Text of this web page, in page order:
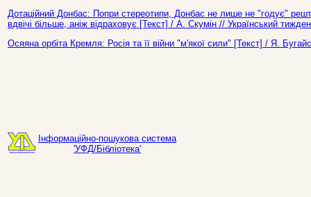
Дотаційний Донбас: Попри стереотипи, Донбас не лише не "годує"
вдвічі більше, аніж відраховує [Текст] / А. Скумін // Український
Осяяна орбіта Кремля: Росія та її війни "м'якої сили" [Текст] / Я.
Інформаційно-пошукова система
'УФД/Бібліотека'